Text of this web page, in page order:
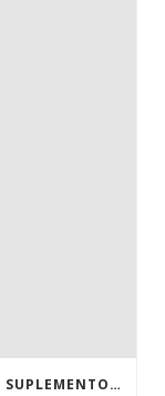
JAK POPRAWIĆ WZROK DZIĘKI DIECIE, SUPLEMENTOM BOGATYM W ANTYOKSYDANTY I WITAMINY. JAK POPRAWIĆ WZROK? DIETA NA LEPSZY WZROK. LUTEINA NA WZROK. WITAMINY NA WZROK.